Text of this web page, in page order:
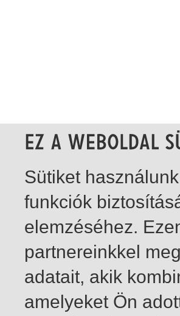
Sütiket
funkciók
elemzéséhez.
partnereinkkel
adatait, akik
amelyeket Ön